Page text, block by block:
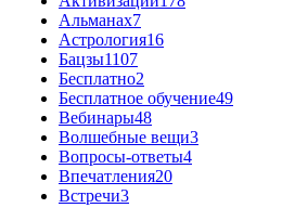
Альманах7
Астрология16
Бацзы1107
Бесплатно2
Бесплатное обучение49
Вебинары48
Волшебные вещи3
Вопросы-ответы4
Впечатления20
Встречи3